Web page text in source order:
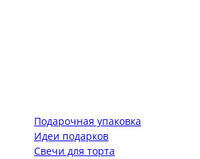
Подарочная упаковка
Идеи подарков
Свечи для торта